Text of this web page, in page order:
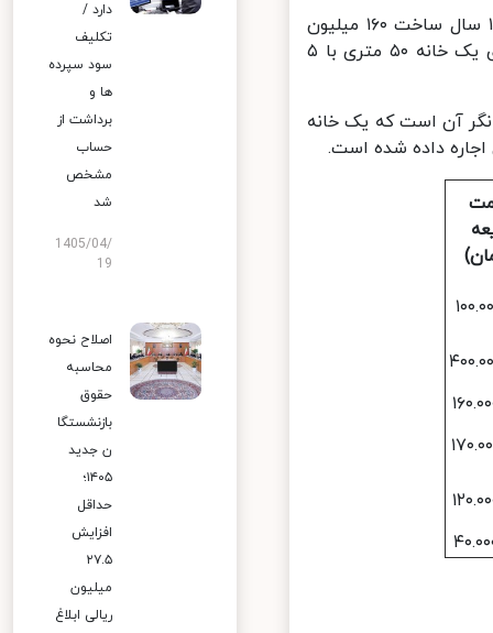
در همین حال، در محله بلوار ابوذر، پل ششم، برای یک خانه ۵۰ متری با ۱۵ سال ساخت ۱۶۰ میلیون
تومان رهن داده شده است. همچنین در محله سبلان شمالی، ۱۴متری، برای یک خانه ۵۰ متری با ۵
آن است که یک خانه
دارد /
تکلیف
سود سپرده
ها و
برداشت از
حساب
مشخص
شد
1405/04/
19
اصلاح نحوه
محاسبه
حقوق
بازنشستگا
ن جدید
۱۴۰۵؛
حداقل
افزایش
۲۷.۵
میلیون
ریالی ابلاغ